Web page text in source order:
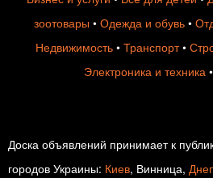
зоотовары • Одежда и обувь •
Недвижимость• Транспорт•
Электроника и техника •
Доска объявлений принимает к
городов Украины: Киев, Винница,